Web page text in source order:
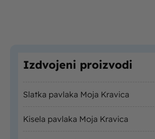
Izdvojeni proizvodi
Slatka pavlaka Moja Kravica
Kisela pavlaka Moja Kravica